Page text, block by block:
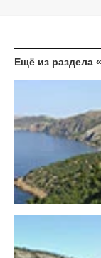
Ещё из раздела